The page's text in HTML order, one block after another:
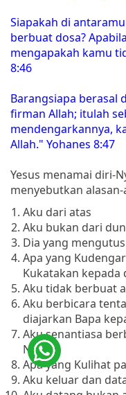
Siapakah di
berbuat dosa?
mengapakah kamu
8:46
Barangsiapa berasal
firman Allah; itulah
mendengarkannya,
Allah." Yohanes 8:47
Yesus menamai diri-
menyebutkan alasan-
Aku dari atas
Aku bukan dari
Dia yang
Apa yang
Kukatakan kepada
Aku tidak berbuat
Aku berbicara
diajarkan Bapa
Aku senantiasa
Nya
Apa yang Kulihat
Aku keluar dan